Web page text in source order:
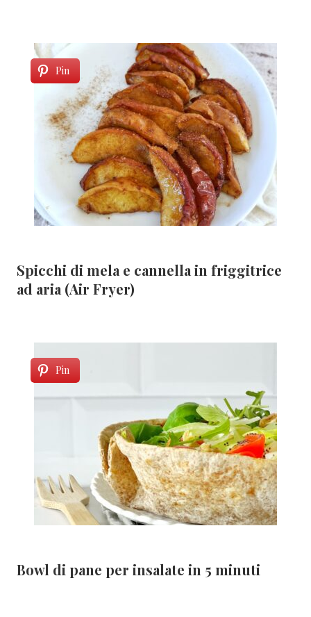
Pin
Spicchi di mela e cannella in friggitrice
ad aria (Air Fryer)
Pin
Bowl di pane per insalate in 5 minuti